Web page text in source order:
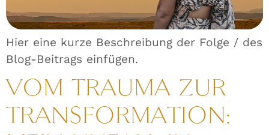
Hier eine kurze Beschreibung der Folge / des
Blog-Beitrags einfügen.
VOM TRAUMA ZUR
TRANSFORMATION: